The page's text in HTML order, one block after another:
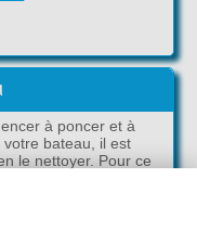
à poncer et à
bateau, il est
le nettoyer. Pour ce